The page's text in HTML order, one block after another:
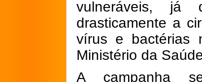
vulneráveis, já
drasticamente a
vírus e bactérias
Ministério da
A campanha